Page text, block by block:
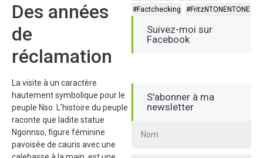
Des années
de
réclamation
La visite à un caractère
hautement symbolique pour le
peuple Nso. L’histoire du peuple
raconte que ladite statue
Ngonnso, figure féminine
pavoisée de cauris avec une
#Factchecking
#FritzNTONENTONE
Suivez-moi sur
Facebook
S'abonner à ma
newsletter